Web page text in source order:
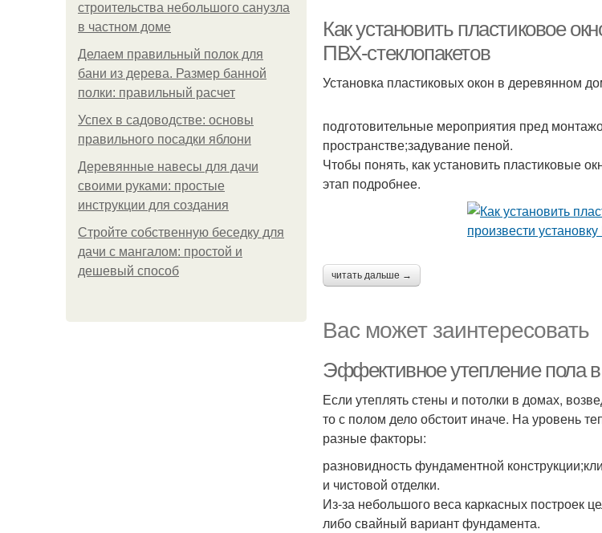
строительства небольшого санузла
в частном доме
Делаем правильный полок для
бани из дерева. Размер банной
полки: правильный расчет
Успех в садоводстве: основы
правильного посадки яблони
Деревянные навесы для дачи
своими руками: простые
инструкции для создания
Стройте собственную беседку для
дачи с мангалом: простой и
дешевый способ
доме
Как установить пластиковое
ПВХ-стеклопакетов
Установка пластиковых окон в деревянном
подготовительные мероприятия пред
пространстве;задувание пеной.
Чтобы понять, как установить пластиковые
этап подробнее.
читать дальше →
Вас может заинтересовать
Эффективное утепление пола
Если утеплять стены и потолки в домах,
то с полом дело обстоит иначе. На уровень
разные факторы:
разновидность фундаментной
и чистовой отделки.
Из-за небольшого веса каркасных построек
либо свайный вариант фундамента.